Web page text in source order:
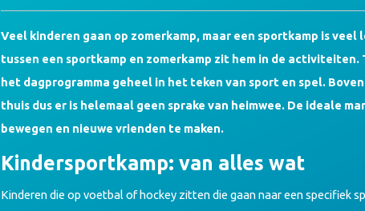
Veel kinderen gaan op zomerkamp, maar een sportkamp is veel
tussen een sportkamp en zomerkamp zit hem in de
het dagprogramma geheel in het teken van sport en spel.
thuis dus er is helemaal geen sprake van heimwee. De ideale
bewegen en nieuwe vrienden te maken.
Kindersportkamp: van alles wat
Kinderen die op voetbal of hockey zitten die gaan naar een specifiek